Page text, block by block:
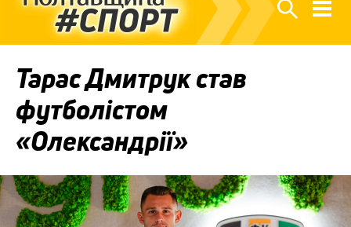
Тарас Дмитрук став
футболістом
«Олександрії»